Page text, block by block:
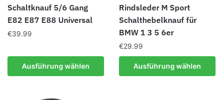
werden
Schaltknauf 5/6 Gang
E82 E87 E88 Universal
€39.99
Ausführung wählen
Produkt
weist
Rindsleder M Sport
Schalthebelknauf für
BMW 1 3 5 6er
€29.99
Ausführung wählen
Dieses
Produkt